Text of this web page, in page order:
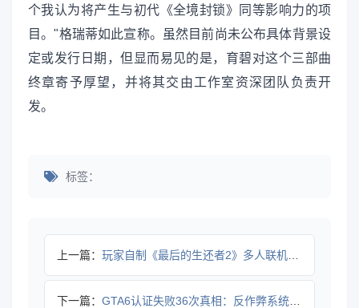
个我认为将产生与初代《全境封锁》同等影响力的项
目。"格瑞蒂如此宣称。虽然目前尚未公布具体背景设
定或发行日期，但显而易见的是，育碧对这个三部曲
终章寄予厚望，并将其交由工作室资深团队负责开
发。
标签：
上一篇： 玩家自制《最后的生还者2》多人联机模组
下一篇： GTA6认证失败36次真相：反作弊系统成主因